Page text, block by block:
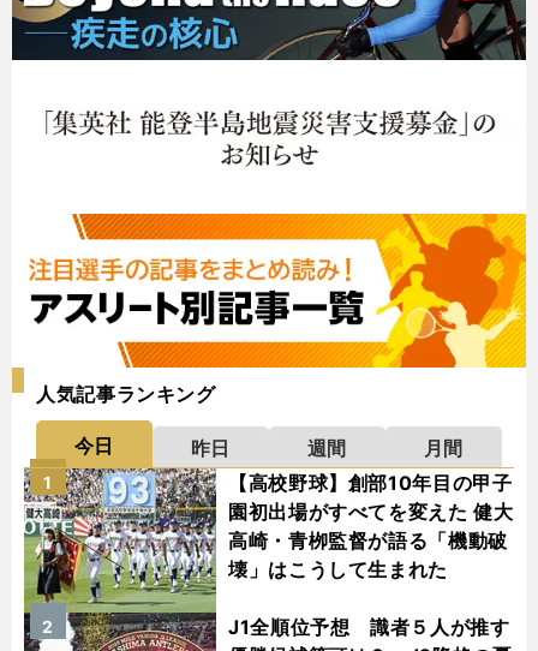
人気記事ランキング
今日 昨日 週間
月間
【高校野球】創部10年目の甲子
園初出場がすべてを変えた 健大
高崎・青栁監督が語る「機動破
壊」はこうして生まれた
1
J1全順位予想 識者５人が推す
2